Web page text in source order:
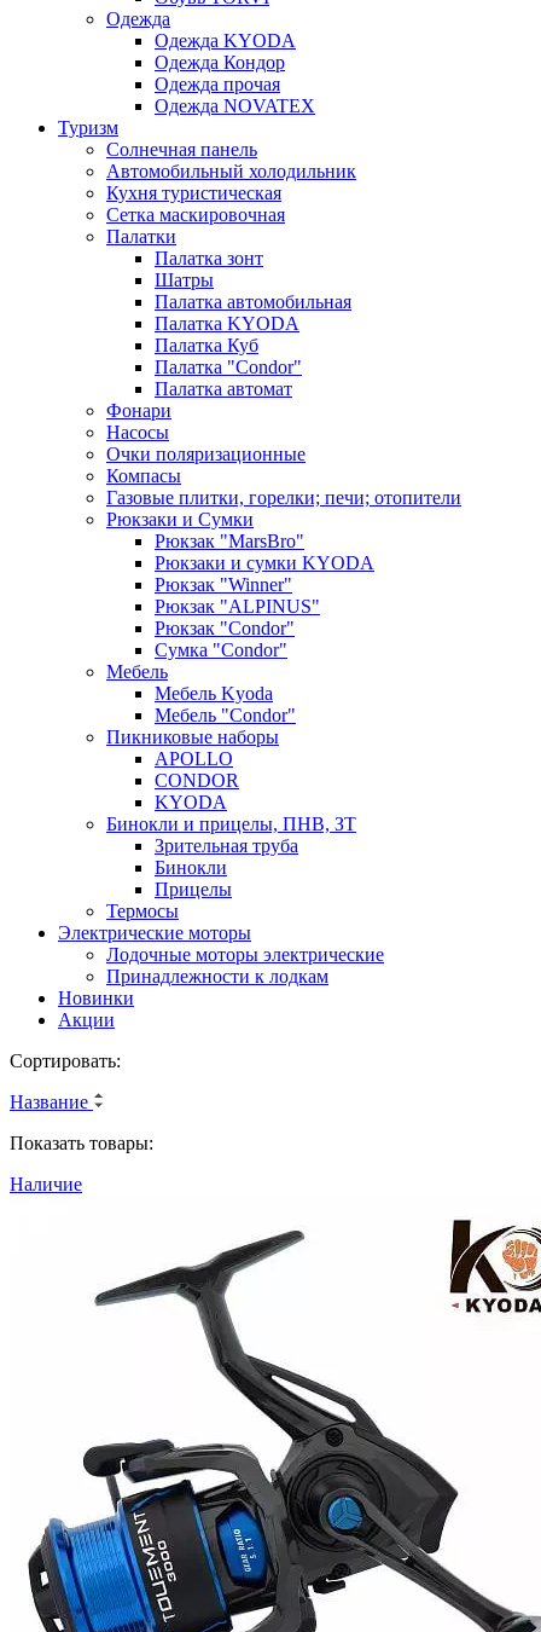
Одежда
Одежда KYODA
Одежда Кондор
Одежда прочая
Одежда NOVATEX
Туризм
Солнечная панель
Автомобильный холодильник
Кухня туристическая
Сетка маскировочная
Палатки
Палатка зонт
Шатры
Палатка автомобильная
Палатка KYODA
Палатка Куб
Палатка "Condor"
Палатка автомат
Фонари
Насосы
Очки поляризационные
Компасы
Газовые плитки, горелки; печи; отопители
Рюкзаки и Сумки
Рюкзак "MarsBro"
Рюкзаки и сумки KYODA
Рюкзак "Winner"
Рюкзак "ALPINUS"
Рюкзак "Condor"
Сумка "Condor"
Мебель
Мебель Kyoda
Мебель "Condor"
Пикниковые наборы
APOLLO
CONDOR
KYODA
Бинокли и прицелы, ПНВ, ЗТ
Зрительная труба
Бинокли
Прицелы
Термосы
Электрические моторы
Лодочные моторы электрические
Принадлежности к лодкам
Новинки
Акции
Сортировать:
Название
Показать товары:
Наличие